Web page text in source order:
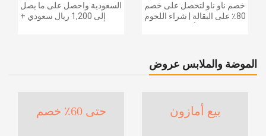
السعودية واحصل على ما يصل
إلى 1,200 ريال سعودي +
خصم ناو ناو لتحصل على خصم
80٪ على البقالة | شراء اللحوم
الموضة والملابس عروض
حتى 60٪ خصم بيع أمازون